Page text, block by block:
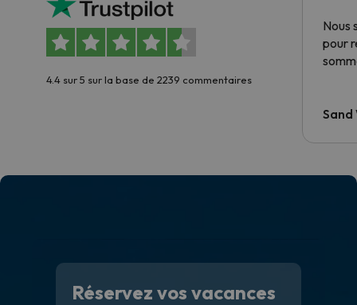
4.4 sur 5 sur la base de 2239 commentaires
Nous
pour
Sand
Réservez vos vacances